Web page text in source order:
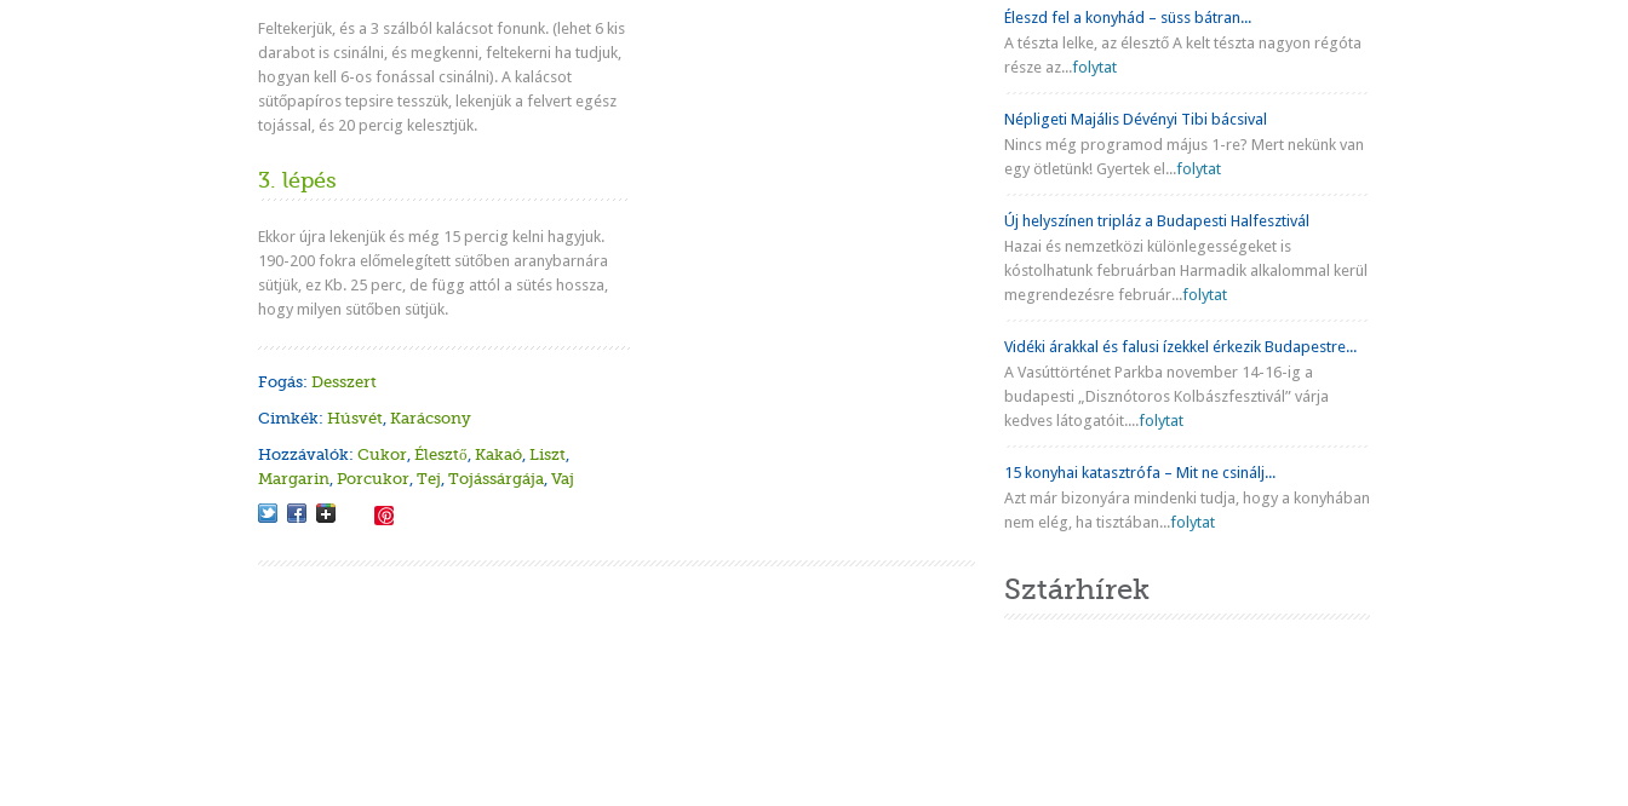
Feltekerjük, és a 3 szálból kalácsot fonunk. (lehet 6 kis
darabot is csinálni, és megkenni, feltekerni ha tudjuk,
hogyan kell 6-os fonással csinálni). A kalácsot
sütőpapíros tepsire tesszük, lekenjük a felvert egész
tojással, és 20 percig kelesztjük.
3. lépés
Ekkor újra lekenjük és még 15 percig kelni hagyjuk.
190-200 fokra előmelegített sütőben aranybarnára
sütjük, ez Kb. 25 perc, de függ attól a sütés hossza,
hogy milyen sütőben sütjük.
Fogás: Desszert
Cimkék: Húsvét, Karácsony
Hozzávalók: Cukor, Élesztő, Kakaó, Liszt,
Margarin, Porcukor, Tej, Tojássárgája, Vaj
Éleszd fel a konyhád – süss bátran...
A tészta lelke, az élesztő A kelt tészta nagyon régóta
része az...folytat
Népligeti Majális Dévényi Tibi bácsival
Nincs még programod május 1-re? Mert nekünk van
egy ötletünk! Gyertek el...folytat
Új helyszínen tripláz a Budapesti Halfesztivál
Hazai és nemzetközi különlegességeket is
kóstolhatunk februárban Harmadik alkalommal kerül
megrendezésre február...folytat
Vidéki árakkal és falusi ízekkel érkezik Budapestre...
A Vasúttörténet Parkba november 14-16-ig a
budapesti „Disznótoros Kolbászfesztivál” várja
kedves látogatóit....folytat
15 konyhai katasztrófa – Mit ne csinálj...
Azt már bizonyára mindenki tudja, hogy a konyhában
nem elég, ha tisztában...folytat
Sztárhírek